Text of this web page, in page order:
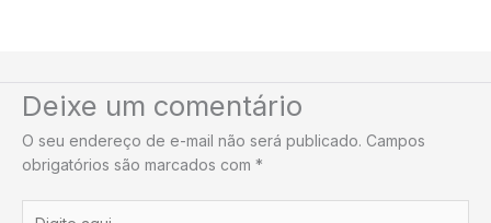
Deixe um comentário
O seu endereço de e-mail não será publicado. Campos
obrigatórios são marcados com *